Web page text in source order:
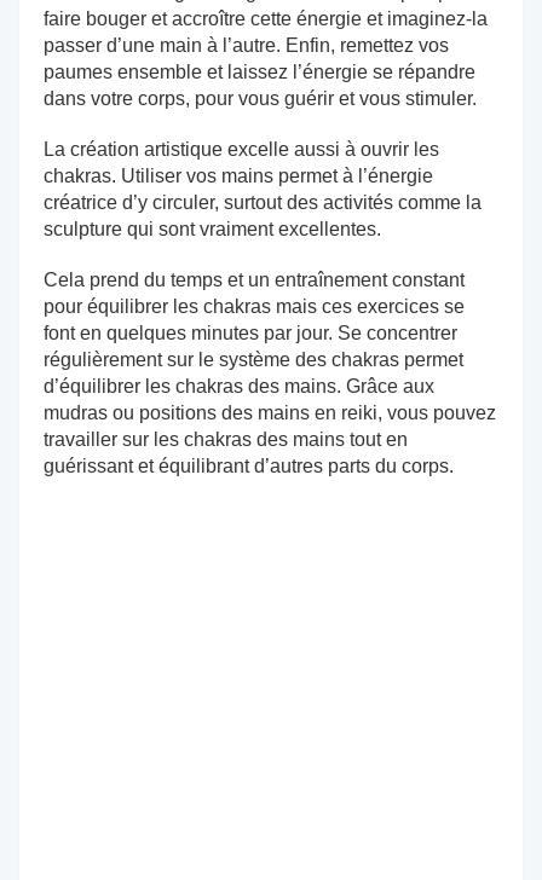
faire bouger et accroître cette énergie et imaginez-la
passer d’une main à l’autre. Enfin, remettez vos
paumes ensemble et laissez l’énergie se répandre
dans votre corps, pour vous guérir et vous stimuler.
La création artistique excelle aussi à ouvrir les
chakras. Utiliser vos mains permet à l’énergie
créatrice d’y circuler, surtout des activités comme la
sculpture qui sont vraiment excellentes.
Cela prend du temps et un entraînement constant
pour équilibrer les chakras mais ces exercices se
font en quelques minutes par jour. Se concentrer
régulièrement sur le système des chakras permet
d’équilibrer les chakras des mains. Grâce aux
mudras ou positions des mains en reiki, vous pouvez
travailler sur les chakras des mains tout en
guérissant et équilibrant d’autres parts du corps.